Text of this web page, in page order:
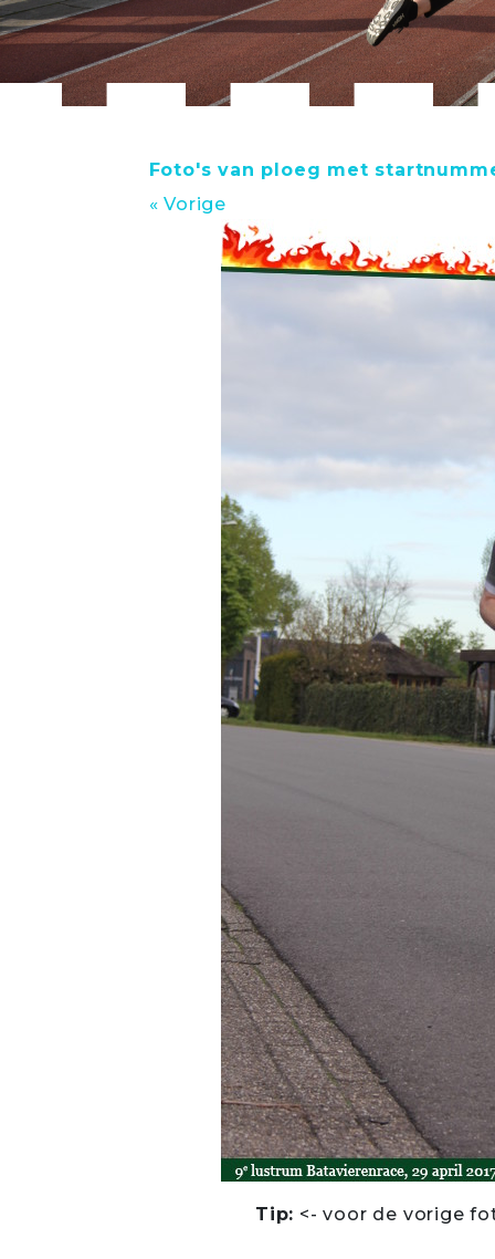
Foto's van ploeg met
« Vorige
Tip: <- voor de vorige